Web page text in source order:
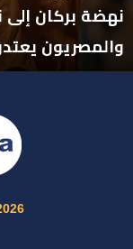
نهضة بركان
والمصريون
2026 © جميع الحقوق